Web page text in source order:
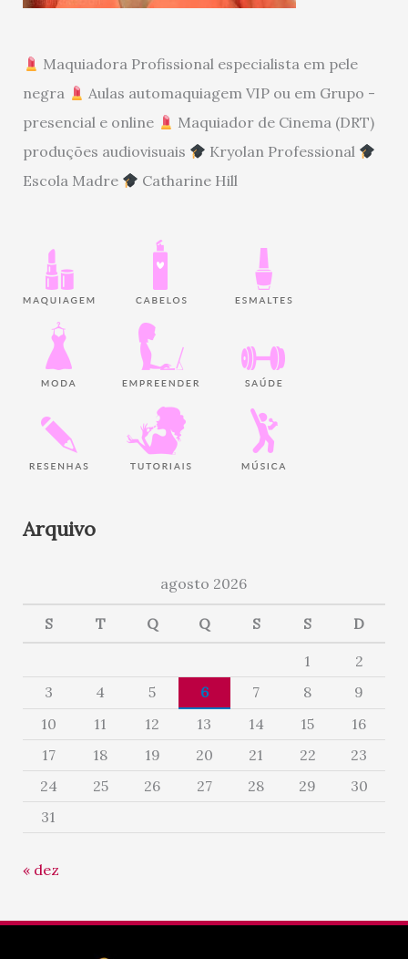
Maquiadora Profissional especialista em pele
negra
Aulas automaquiagem VIP ou em Grupo -
presencial e online
Maquiador de Cinema (DRT)
produções audiovisuais
Kryolan Professional
Escola Madre
Catharine Hill
Arquivo
agosto 2026
S T Q Q S S D
1
2
3
4 5 6 7 8
9
10
11 12 13 14 15
16
17
18 19 20 21 22
23
24
25 26 27 28 29
30
31
« dez